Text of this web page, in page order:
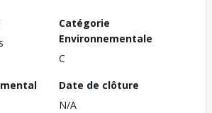
Catégorie
Environnementale
C
Date de clôture
N/A